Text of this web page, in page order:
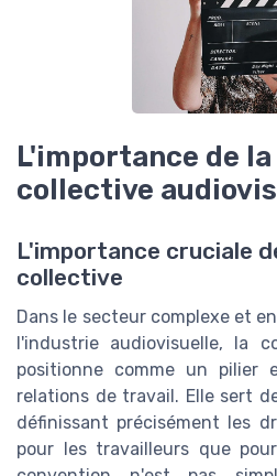
L'importance de
collective
L'importance cruciale
collective
Dans le secteur complexe et
l'industrie audiovisuelle, la
positionne comme un pilier
relations de travail. Elle sert
définissant précisément les
pour les travailleurs que